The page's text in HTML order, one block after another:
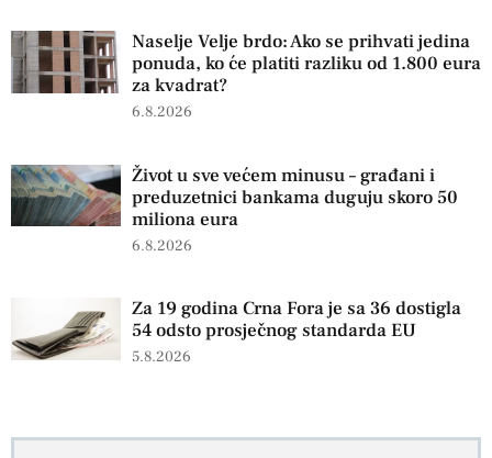
Naselje Velje brdo: Ako se prihvati jedina
ponuda, ko će platiti razliku od 1.800 eura
za kvadrat?
6.8.2026
Život u sve većem minusu – građani i
preduzetnici bankama duguju skoro 50
miliona eura
6.8.2026
Za 19 godina Crna Fora je sa 36 dostigla
54 odsto prosječnog standarda EU
5.8.2026